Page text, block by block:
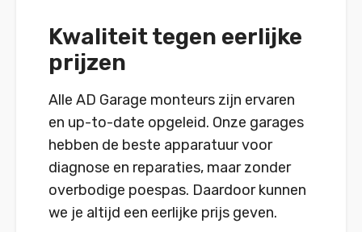
Kwaliteit tegen eerlijke
prijzen
Alle AD Garage monteurs zijn ervaren
en up-to-date opgeleid. Onze garages
hebben de beste apparatuur voor
diagnose en reparaties, maar zonder
overbodige poespas. Daardoor kunnen
we je altijd een eerlijke prijs geven.